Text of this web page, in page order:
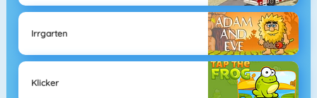
Irrgarten
Klicker